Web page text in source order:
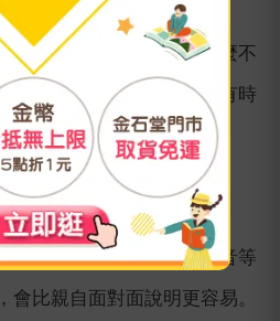
絡並談話時，比較不會那麼不
面，也能更輕鬆地談話，有時
談話的媒介。
格或是藉由社群媒體、影音等
會比親自面對面說明更容易。